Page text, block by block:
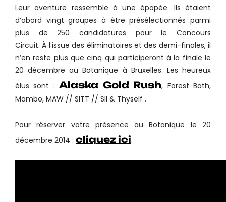
Leur aventure ressemble à une épopée. Ils étaient
d’abord vingt groupes à être présélectionnés parmi
plus de 250 candidatures pour le Concours
Circuit. À l’issue des éliminatoires et des demi-finales, il
n’en reste plus que cinq qui participeront à la finale le
20 décembre au Botanique à Bruxelles. Les heureux
élus sont :Alaska Gold Rush, Forest Bath,
Mambo, MAW // SITT // SII & Thyself .
Pour réserver votre présence au Botanique le 20
décembre 2014 : cliquez ici.